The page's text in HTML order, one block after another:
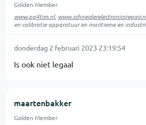
Golden Member
www.pa4tim.nl,
en calibratie apparatuur en maritieme en
donderdag 2 februari 2023 23:19:54
Is ook niet legaal
maartenbakker
Golden Member